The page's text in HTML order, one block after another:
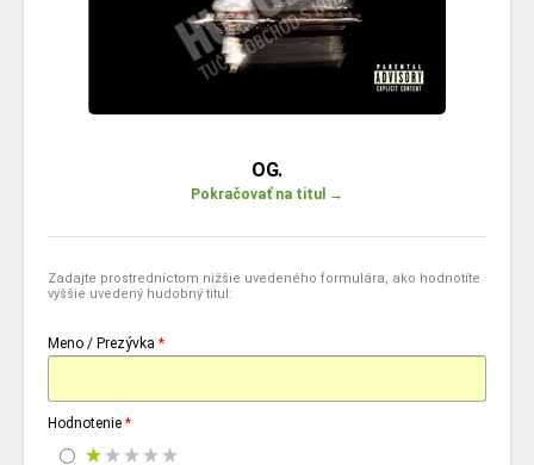
OG.
Pokračovať na titul →
Zadajte prostredníctom nižšie uvedeného formulára, ako hodnotíte
vyššie uvedený hudobný titul:
Meno / Prezývka *
Hodnotenie *